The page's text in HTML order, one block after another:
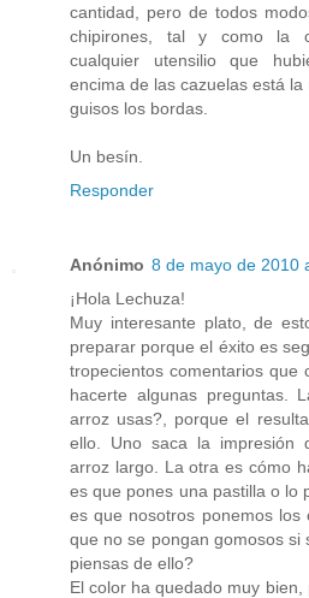
cantidad, pero de todos
chipirones, tal y como la
cualquier utensilio que
encima de las cazuelas está
guisos los bordas.
Un besín.
Responder
Anónimo 8 de mayo de 2010
¡Hola Lechuza!
Muy interesante plato, de
preparar porque el éxito es
tropecientos comentarios que
hacerte algunas preguntas.
arroz usas?, porque el
ello. Uno saca la impresión
arroz largo. La otra es cómo
es que pones una pastilla o lo
es que nosotros ponemos los
que no se pongan gomosos si
piensas de ello?
El color ha quedado muy